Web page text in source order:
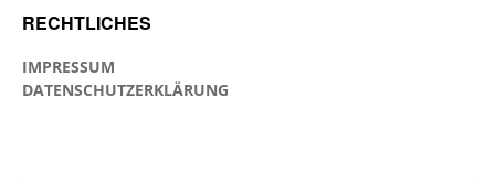
RECHTLICHES
IMPRESSUM
DATENSCHUTZERKLÄRUNG